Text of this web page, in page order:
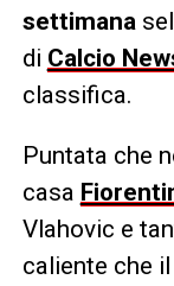
settimana
di Calcio
classifica.
Puntata che
casa
Vlahovic e
caliente che